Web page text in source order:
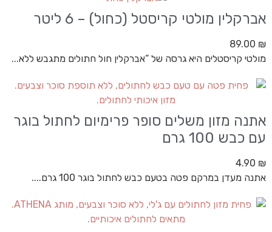
אברקלין מולטי קריסטל (כחול) – 6 ליטר
89.00 ₪
מולטי קריסטלים היא גרסה של “אברקלין חול חתולים מתגבש ללא...
אתנה מזון משלים סופר פרימיום לחתול בוגר
עם כבש 100 גרם
4.90 ₪
אתנה מעדן במרקם פטה בטעם כבש לחתול בוגר 100 גרם....